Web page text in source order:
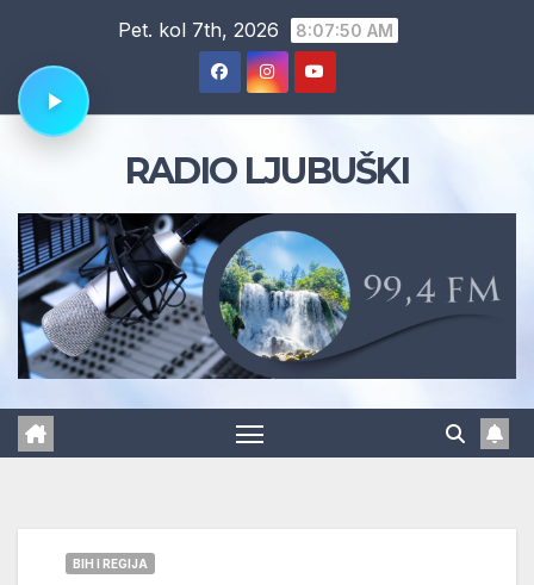
content
Pet. kol 7th, 2026 8:07:51 AM
RADIO LJUBUŠKI
BIH I REGIJA